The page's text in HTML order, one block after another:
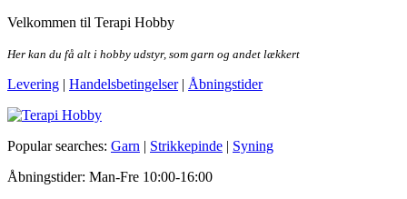
Skip
the
Velkommen til Terapi Hobby
Her kan du få alt i hobby udstyr, som garn og andet lækkert
Levering | Handelsbetingelser| Åbningstider
Terapi Hobby
Popular searches: Garn | Strikkepinde | Syning
Åbningstider: Man-Fre 10:00-16:00